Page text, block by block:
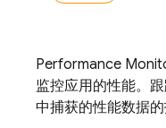
Performance
监控应用的性能。
中捕获的性能数据的